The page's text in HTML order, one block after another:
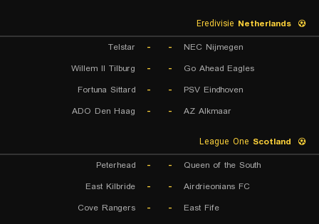
Netherlands
NEC Nijmegen
-
-
Telstar
Go Ahead Eagles
-
-
Willem II Tilburg
PSV Eindhoven
-
-
Fortuna Sittard
AZ Alkmaar
-
-
ADO Den Haag
Scotland
Queen of the South
-
-
Peterhead
Airdrieonians FC
-
-
East Kilbride
East Fife
-
-
Cove Rangers